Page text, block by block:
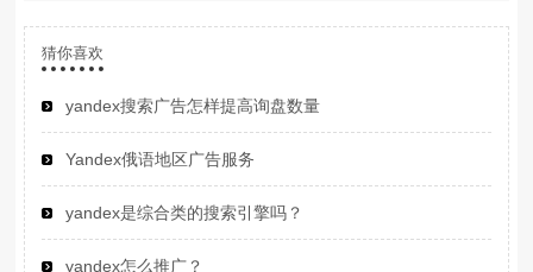
猜你喜欢
yandex搜索广告怎样提高询盘数量
Yandex俄语地区广告服务
yandex是综合类的搜索引擎吗？
yandex怎么推广？